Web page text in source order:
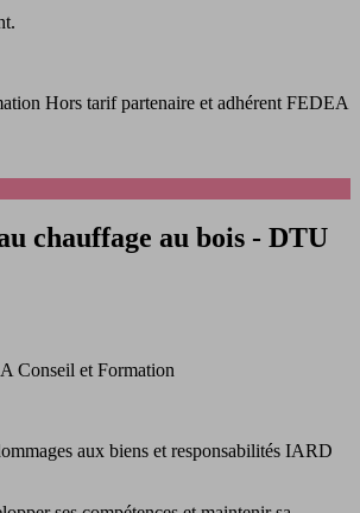
Hors tarif partenaire et adhérent FEDEA
chauffage au bois - DTU
Conseil et Formation
aux biens et responsabilités IARD